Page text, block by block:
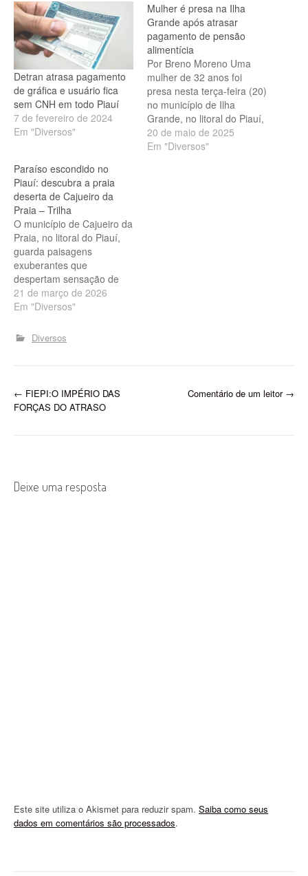
Detran atrasa pagamento
de gráfica e usuário fica
sem CNH em todo Piauí
7 de fevereiro de 2024
Em "Diversos"
Mulher é presa na Ilha
Grande após atrasar
pagamento de pensão
alimentícia
Por Breno Moreno Uma
mulher de 32 anos foi
presa nesta terça-feira (20)
no município de Ilha
Grande, no litoral do Piauí,
por atraso no pagamento
de pensão alimentícia. O
20 de maio de 2025
Em "Diversos"
Paraíso escondido no
Piauí: descubra a praia
deserta de Cajueiro da
Praia – Trilha
O município de Cajueiro da
Praia, no litoral do Piauí,
guarda paisagens
exuberantes que
despertam sensação de
paz e contemplação.
Escondida atrás do
considerado um dos
maiores do país, uma praia
quem busca contato com a
natureza. A equipe…
21 de março de 2026
Em "Diversos"
Diversos
P
n
← FIEPI:O IMPÉRIO DAS
FORÇAS DO ATRASO
Comentário de um leitor →
Deixe uma resposta
Este site utiliza o Akismet para reduzir spam. Saiba como seus
dados em comentários são processados.